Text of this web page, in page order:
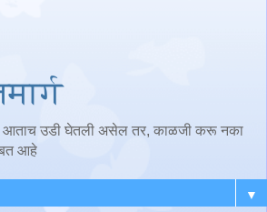
आताच उडी घेतली असेल तर, काळजी करू नका
आहे
▼